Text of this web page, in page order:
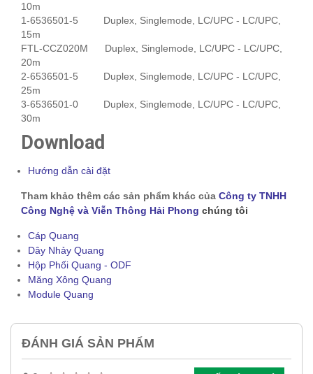
10m
1-6536501-5 Duplex, Singlemode, LC/UPC - LC/UPC,
15m
FTL-CCZ020M Duplex, Singlemode, LC/UPC - LC/UPC,
20m
2-6536501-5 Duplex, Singlemode, LC/UPC - LC/UPC,
25m
3-6536501-0 Duplex, Singlemode, LC/UPC - LC/UPC,
30m
Download
Hướng dẫn cài đặt
Tham khảo thêm các sản phẩm khác của Công ty TNHH
Công Nghệ và Viễn Thông Hải Phong chúng tôi
Cáp Quang
Dây Nhảy Quang
Hộp Phối Quang - ODF
Măng Xông Quang
Module Quang
ĐÁNH GIÁ SẢN PHẨM